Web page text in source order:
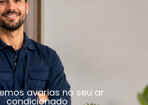
avarias no seu ar
condicionado